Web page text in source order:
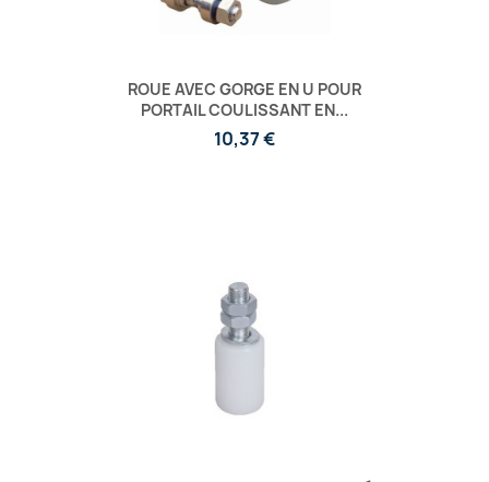
ROUE AVEC GORGE EN U POUR
PORTAIL COULISSANT EN...
10,37 €